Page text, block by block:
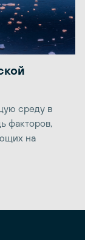
среду в
факторов,
на